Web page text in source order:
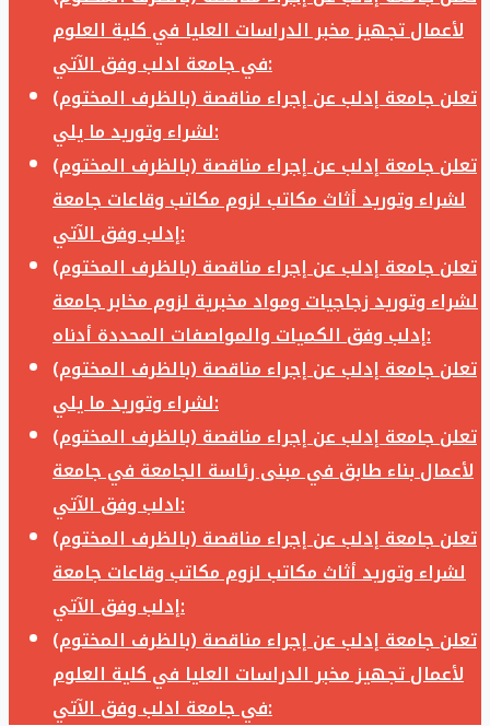
لأعمال تجهيز مخبر الدراسات العليا في كلية العلوم
في جامعة ادلب وفق الآتي:
تعلن جامعة إدلب عن إجراء مناقصة (بالظرف المختوم)
لشراء وتوريد ما يلي:
تعلن جامعة إدلب عن إجراء مناقصة (بالظرف المختوم)
لشراء وتوريد أثاث مكاتب لزوم مكاتب وقاعات جامعة
إدلب وفق الآتي:
تعلن جامعة إدلب عن إجراء مناقصة (بالظرف المختوم)
لشراء وتوريد زجاجيات ومواد مخبرية لزوم مخابر جامعة
إدلب وفق الكميات والمواصفات المحددة أدناه:
تعلن جامعة إدلب عن إجراء مناقصة (بالظرف المختوم)
لشراء وتوريد ما يلي:
تعلن جامعة إدلب عن إجراء مناقصة (بالظرف المختوم)
لأعمال بناء طابق في مبنى رئاسة الجامعة في جامعة
ادلب وفق الآتي:
تعلن جامعة إدلب عن إجراء مناقصة (بالظرف المختوم)
لشراء وتوريد أثاث مكاتب لزوم مكاتب وقاعات جامعة
إدلب وفق الآتي:
تعلن جامعة إدلب عن إجراء مناقصة (بالظرف المختوم)
لأعمال تجهيز مخبر الدراسات العليا في كلية العلوم
في جامعة ادلب وفق الآتي: